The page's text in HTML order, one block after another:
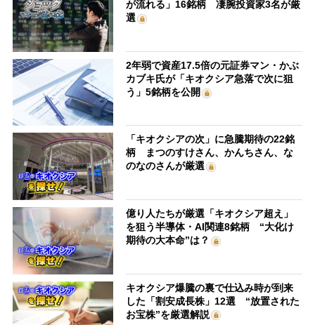
が流れる」16銘柄 凄腕投資家3名が厳
選
2年弱で資産17.5倍の元証券マン・かぶ
カブキ氏が「キオクシア急落で次に狙
う」5銘柄を公開
「キオクシアの次」に急騰期待の22銘
柄 まつのすけさん、かんちさん、な
のなのさんが厳選
億り人たちが厳選「キオクシア超え」
を狙う半導体・AI関連8銘柄 “大化け
期待の大本命”は？
キオクシア爆騰の裏で仕込み時が到来
した「割安成長株」12選 “放置された
お宝株”を厳選解説